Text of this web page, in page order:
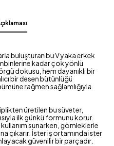
buluşturan bu V yaka erkek
kadar çok yönlü
dokusu, hem dayanıklı bir
bir desen bütünlüğü
rağmen sağlamlığıyla
üretilen bu süveter,
ilk günkü formunu korur.
sunarken, gömleklerle
çıkarır. İster iş ortamında ister
güvenilir bir parçadır.